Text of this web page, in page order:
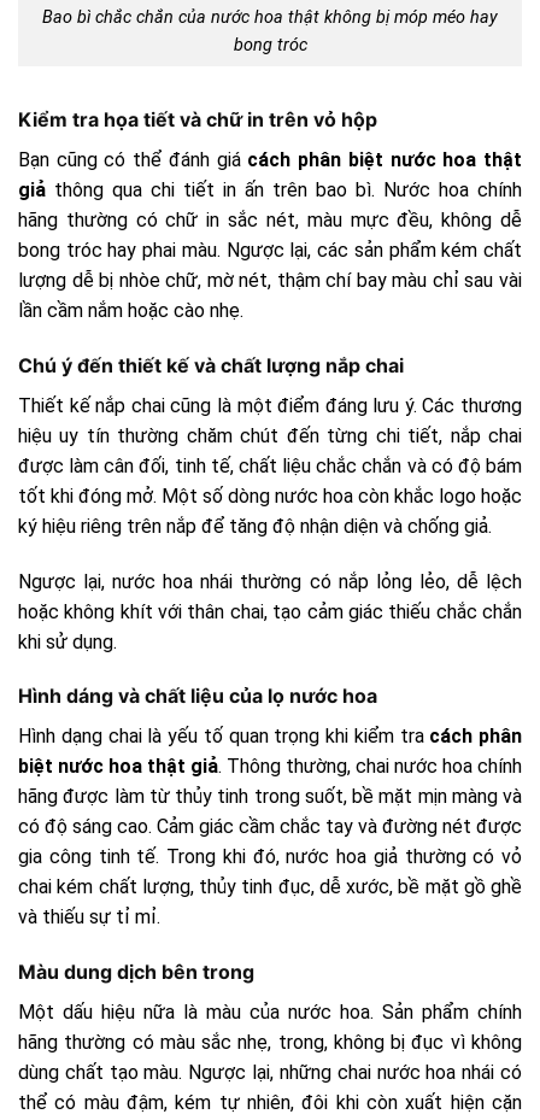
Bao bì chắc chắn của nước hoa thật không bị móp méo hay
bong tróc
Kiểm tra họa tiết và chữ in trên vỏ hộp
Bạn cũng có thể đánh giá cách phân biệt nước hoa thật
giả thông qua chi tiết in ấn trên bao bì. Nước hoa chính
hãng thường có chữ in sắc nét, màu mực đều, không dễ
bong tróc hay phai màu. Ngược lại, các sản phẩm kém chất
lượng dễ bị nhòe chữ, mờ nét, thậm chí bay màu chỉ sau vài
lần cầm nắm hoặc cào nhẹ.
Chú ý đến thiết kế và chất lượng nắp chai
Thiết kế nắp chai cũng là một điểm đáng lưu ý. Các thương
hiệu uy tín thường chăm chút đến từng chi tiết, nắp chai
được làm cân đối, tinh tế, chất liệu chắc chắn và có độ bám
tốt khi đóng mở. Một số dòng nước hoa còn khắc logo hoặc
ký hiệu riêng trên nắp để tăng độ nhận diện và chống giả.
Ngược lại, nước hoa nhái thường có nắp lỏng lẻo, dễ lệch
hoặc không khít với thân chai, tạo cảm giác thiếu chắc chắn
khi sử dụng.
Hình dáng và chất liệu của lọ nước hoa
Hình dạng chai là yếu tố quan trọng khi kiểm tra cách phân
biệt nước hoa thật giả. Thông thường, chai nước hoa chính
hãng được làm từ thủy tinh trong suốt, bề mặt mịn màng và
có độ sáng cao. Cảm giác cầm chắc tay và đường nét được
gia công tinh tế. Trong khi đó, nước hoa giả thường có vỏ
chai kém chất lượng, thủy tinh đục, dễ xước, bề mặt gồ ghề
và thiếu sự tỉ mỉ.
Màu dung dịch bên trong
Một dấu hiệu nữa là màu của nước hoa. Sản phẩm chính
hãng thường có màu sắc nhẹ, trong, không bị đục vì không
dùng chất tạo màu. Ngược lại, những chai nước hoa nhái có
thể có màu đậm, kém tự nhiên, đôi khi còn xuất hiện cặn